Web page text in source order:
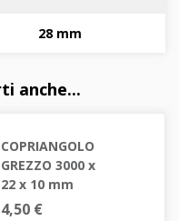
28 mm
anche...
COPRIANGOLO
GREZZO 3000 x
22 x 10 mm
4,50 €